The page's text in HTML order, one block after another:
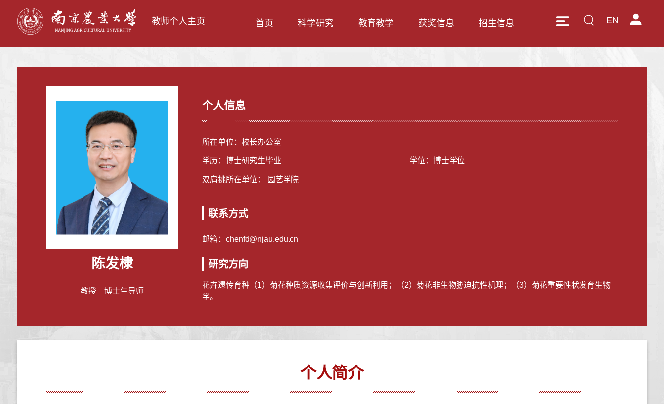
教师个人主页 EN
首页 科学研究 教育教学 获奖信息 招生信息
陈发棣
教授 博士生导师
个人信息
所在单位：校长办公室
学历：博士研究生毕业 学位：博士学位
双肩挑所在单位： 园艺学院
联系方式
邮箱： chenfd@njau.edu.cn
研究方向
花卉遗传育种（1）菊花种质资源收集评价与创新利用；（2）菊花非生物胁迫抗性机理；（3）菊花重要性状发育生物
学。
个人简介